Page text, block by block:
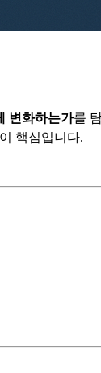
변화하는가를
핵심입니다.